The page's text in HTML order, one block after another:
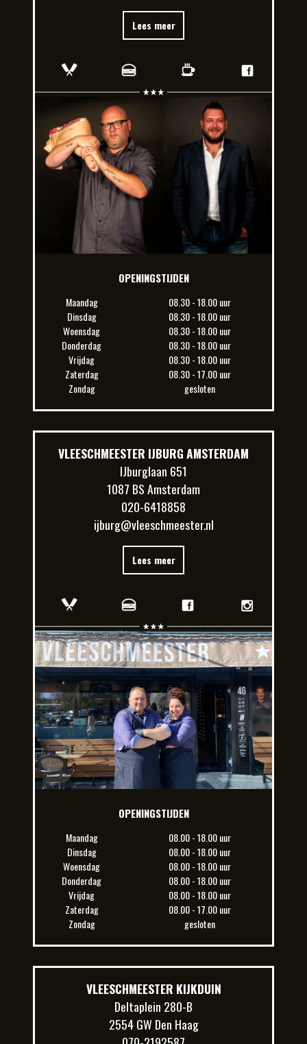
Lees meer
OPENINGSTIJDEN
Maandag
08.30 - 18.00 uur
Dinsdag
08.30 - 18.00 uur
Woensdag
08.30 - 18.00 uur
Donderdag
08.30 - 18.00 uur
Vrijdag
08.30 - 18.00 uur
Zaterdag
08.30 - 17.00 uur
Zondag
gesloten
VLEESCHMEESTER IJBURG AMSTERDAM
IJburglaan 651
1087 BS Amsterdam
020-6418858
ijburg@vleeschmeester.nl
Lees meer
OPENINGSTIJDEN
Maandag
08.00 - 18.00 uur
Dinsdag
08.00 - 18.00 uur
Woensdag
08.00 - 18.00 uur
Donderdag
08.00 - 18.00 uur
Vrijdag
08.00 - 18.00 uur
Zaterdag
08.00 - 17.00 uur
Zondag
gesloten
VLEESCHMEESTER KIJKDUIN
Deltaplein 280-B
2554 GW Den Haag